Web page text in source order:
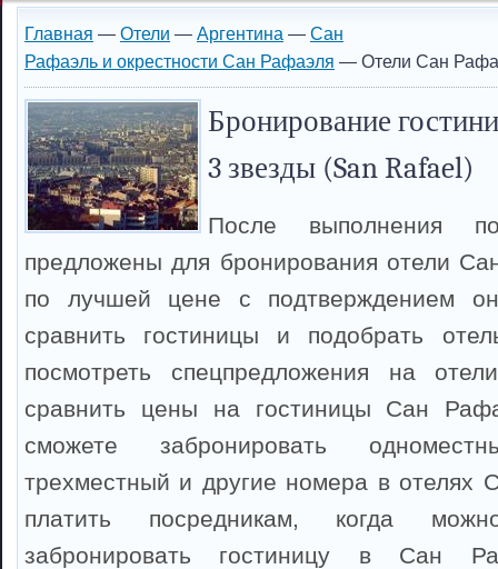
Главная — Отели — Аргентина — Сан
Рафаэль и окрестности Сан Рафаэля — Отели Сан
Бронирование
3 звезды (San Rafael)
После выполнения
предложены для бронирования отели
по лучшей цене с подтверждением
сравнить гостиницы и подобрать
посмотреть спецпредложения на
сравнить цены на гостиницы Сан
сможете забронировать
трехместный и другие номера в отелях
платить посредникам, когда
забронировать гостиницу в Сан